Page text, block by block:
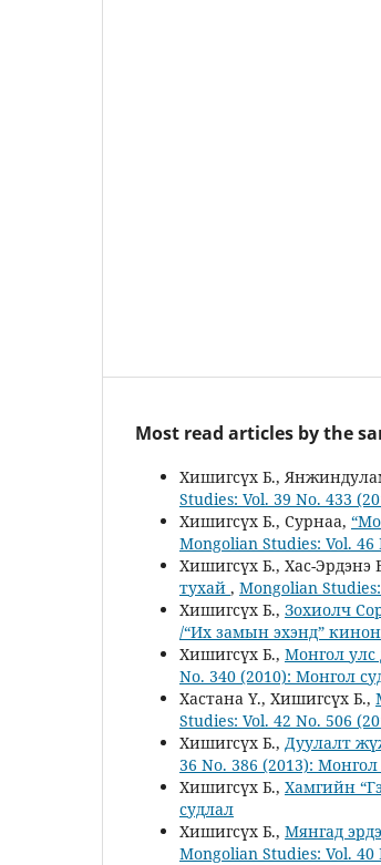
Most read articles by the
Хишигсүх Б.,
Studies: Vol. 39 No. 433
Хишигсүх Б., Сурнаа,
Mongolian Studies: Vol.
Хишигсүх Б., Хас-Эрдэнэ
тухай , Mongolian
Хишигсүх Б., Зохиолч
/“Их замын эхэнд”
Хишигсүх Б., Монгол
No. 340 (2010): Монгол
Хастана Ү., Хишигсүх Б.,
Studies: Vol. 42 No. 506
Хишигсүх Б., Дуулалт
36 No. 386 (2013):
Хишигсүх Б., Хамгийн
судлал
Хишигсүх Б., Мянгад
Mongolian Studies: Vol.